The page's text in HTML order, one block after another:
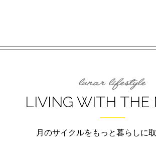
LIVING WITH THE
月のサイクルをもっと暮らしに